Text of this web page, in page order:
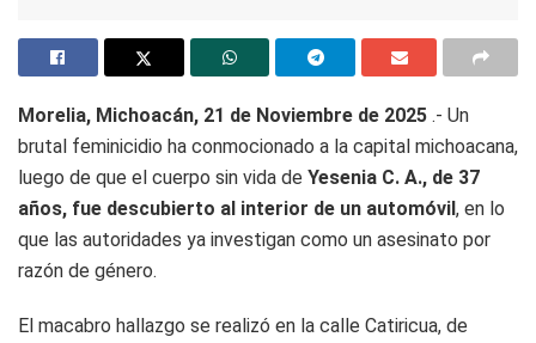
Morelia, Michoacán, 21 de Noviembre de 2025 .- Un
brutal feminicidio ha conmocionado a la capital michoacana,
luego de que el cuerpo sin vida de Yesenia C. A., de 37
años, fue descubierto al interior de un automóvil, en lo
que las autoridades ya investigan como un asesinato por
razón de género.
El macabro hallazgo se realizó en la calle Catiricua, de